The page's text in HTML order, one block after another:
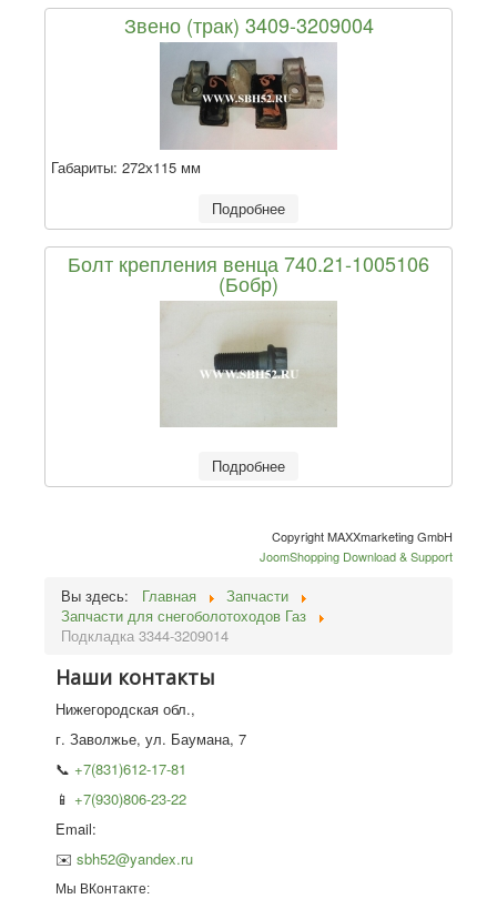
Звено (трак) 3409-3209004
Габариты: 272х115 мм
Подробнее
Болт крепления венца 740.21-1005106
(Бобр)
Подробнее
Copyright MAXXmarketing GmbH
JoomShopping Download & Support
Вы здесь: Главная
Запчасти
Запчасти для снегоболотоходов Газ
Подкладка 3344-3209014
Наши контакты
Нижегородская обл.,
г. Заволжье, ул. Баумана, 7
📞 +7(831)612-17-81
📱 +7(930)806-23-22
Email:
✉️ sbh52@yandex.ru
Мы ВКонтакте: